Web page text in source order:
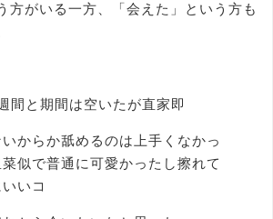
方がいる一方、「会えた」という方も
間と期間は空いたが直家即
からか舐めるのは上手くなかっ
似で普通に可愛かったし擦れて
いコ